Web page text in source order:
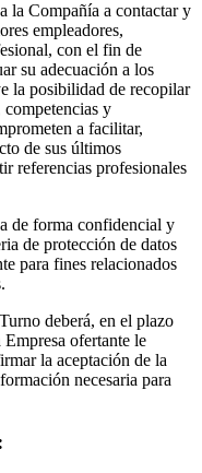
la Compañía a contactar y
empleadores,
con el fin de
su adecuación a los
la posibilidad de recopilar
y
a facilitar,
de sus últimos
referencias profesionales
de forma confidencial y
de protección de datos
para fines relacionados
deberá, en el plazo
ofertante le
la aceptación de la
necesaria para